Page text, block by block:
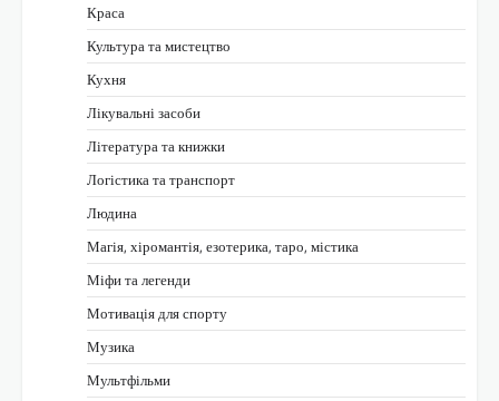
Краса
Культура та мистецтво
Кухня
Лікувальні засоби
Література та книжки
Логістика та транспорт
Людина
Магія, хіромантія, езотерика, таро, містика
Міфи та легенди
Мотивація для спорту
Музика
Мультфільми